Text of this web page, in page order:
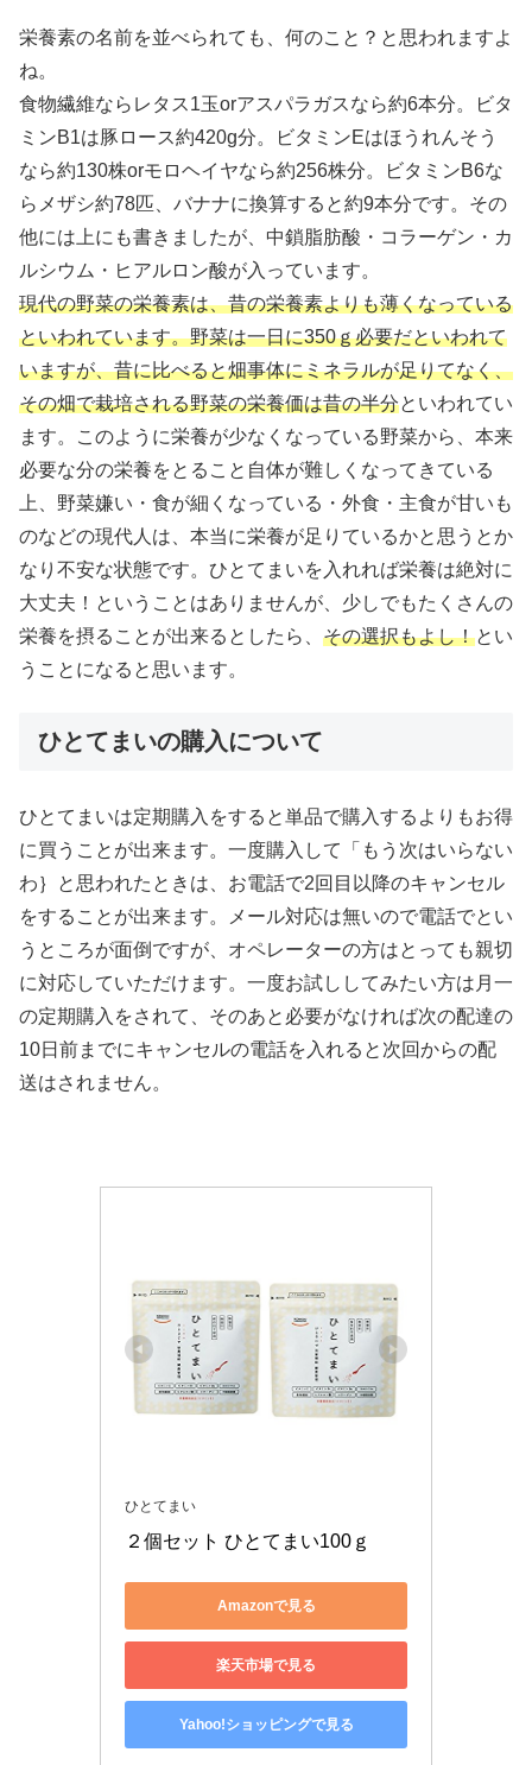
栄養素の名前を並べられても、何のこと？と思われますよ
ね。
食物繊維ならレタス1玉orアスパラガスなら約6本分。ビタ
ミンB1は豚ロース約420g分。ビタミンEはほうれんそう
なら約130株orモロヘイヤなら約256株分。ビタミンB6な
らメザシ約78匹、バナナに換算すると約9本分です。その
他には上にも書きましたが、中鎖脂肪酸・コラーゲン・カ
ルシウム・ヒアルロン酸が入っています。
現代の野菜の栄養素は、昔の栄養素よりも薄くなっている
といわれています。野菜は一日に350ｇ必要だといわれて
いますが、昔に比べると畑事体にミネラルが足りてなく、
その畑で栽培される野菜の栄養価は昔の半分といわれてい
ます。このように栄養が少なくなっている野菜から、本来
必要な分の栄養をとること自体が難しくなってきている
上、野菜嫌い・食が細くなっている・外食・主食が甘いも
のなどの現代人は、本当に栄養が足りているかと思うとか
なり不安な状態です。ひとてまいを入れれば栄養は絶対に
大丈夫！ということはありませんが、少しでもたくさんの
栄養を摂ることが出来るとしたら、 その選択もよし！とい
うことになると思います。
ひとてまいの購入について
ひとてまいは定期購入をすると単品で購入するよりもお得
に買うことが出来ます。一度購入して「もう次はいらない
わ｝と思われたときは、お電話で2回目以降のキャンセル
をすることが出来ます。メール対応は無いので電話でとい
うところが面倒ですが、オペレーターの方はとっても親切
に対応していただけます。一度お試ししてみたい方は月一
の定期購入をされて、そのあと必要がなければ次の配達の
10日前までにキャンセルの電話を入れると次回からの配
送はされません。
ひとてまい
２個セット ひとてまい100ｇ
Amazonで見る
楽天市場で見る
Yahoo!ショッピングで見る